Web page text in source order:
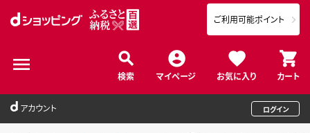
検索 マイページ お気に入り カート
ご利用可能ポイント
アカウント ログイン